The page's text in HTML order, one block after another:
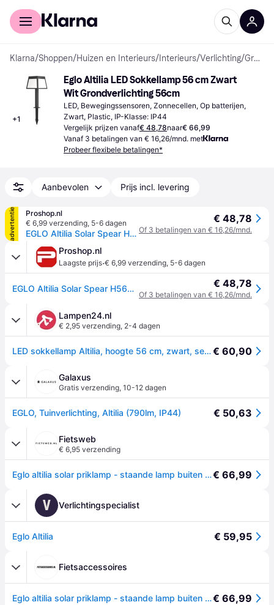
Voor shoppers
Klarna/Shoppen/Huizen en Interieurs/ Interieurs/Verlichting/ Grondverlichting
+1
Eglo Altilia LED Sokkellamp 56 cm Zwart
Wit Grondverlichting 56cm
LED, Bewegingssensoren, Zonnecellen, Op batterijen,
Zwart, Plastic, IP-Klasse: IP44
Vergelijk prijzen vanaf€ 48,78naar€ 66,99
Vanaf 3 betalingen van € 16,26/mnd. met
Probeer flexibele betalingen*
Aanbevolen Prijs incl. levering
advertentie
Proshop.nl
€ 6,99 verzending, 5-6 dagen
EGLO Altilia Solar Spear H560 with Sensor Black/White
€ 48,78
Of 3 betalingen van € 16,26/mnd.
Proshop.nl
Laagste prijs·€ 6,99 verzending, 5-6 dagen
EGLO Altilia Solar Spear H560 with Sensor Black/White € 48,78
Of 3 betalingen van € 16,26/mnd.
Lampen24.nl
€ 2,95 verzending, 2-4 dagen
LED sokkellamp Altilia, hoogte 56 cm, zwart, sensor Altilia, zwart, Kunststof, Modern, Solar buitenverlichting€ 60,90
Galaxus
Gratis verzending, 10-12 dagen
EGLO, Tuinverlichting, Altilia (790lm, IP44) € 50,63
Fietsweb
€ 6,95 verzending
Eglo altilia solar priklamp - staande lamp buiten - zonne-energie - led - 56 cm - zwart/wit€ 66,99
V Verlichtingspecialist
Eglo Altilia € 59,95
Fietsaccessoires
Eglo altilia solar priklamp - staande lamp buiten - zonne-energie - led - 56 cm - zwart/wit€ 66,99